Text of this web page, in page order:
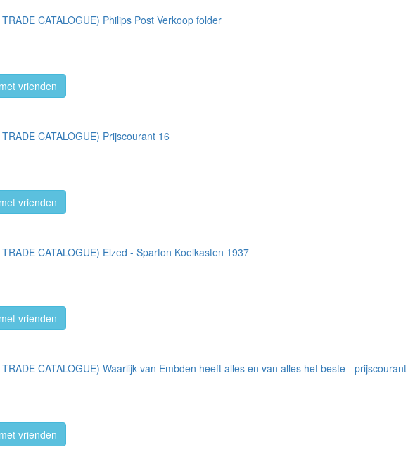
CATALOGUE) Philips Post Verkoop folder
vrienden
CATALOGUE) Prijscourant 16
vrienden
CATALOGUE) Elzed - Sparton Koelkasten 1937
vrienden
TRADE CATALOGUE) Waarlijk van Embden heeft alles en van alles het beste -
vrienden